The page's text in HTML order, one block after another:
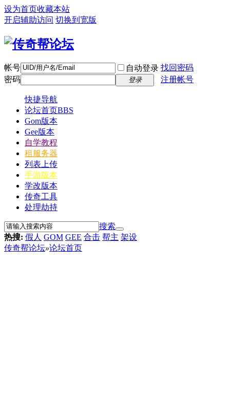
设为首页收藏本站
开启辅助访问 切换到宽版
帐号 自动登录 找回密码
密码
登录 注册帐号
快捷导航
论坛首页BBS
Gom版本
Gee版本
自学教程
租服务器
列表上传
手游版本
学改版本
传奇工具
处理劫持
搜索
热搜: 假人 GOM GEE 合击 帮主 架设
传奇帮论坛»论坛首页